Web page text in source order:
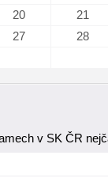
20
21
27
28
v SK ČR